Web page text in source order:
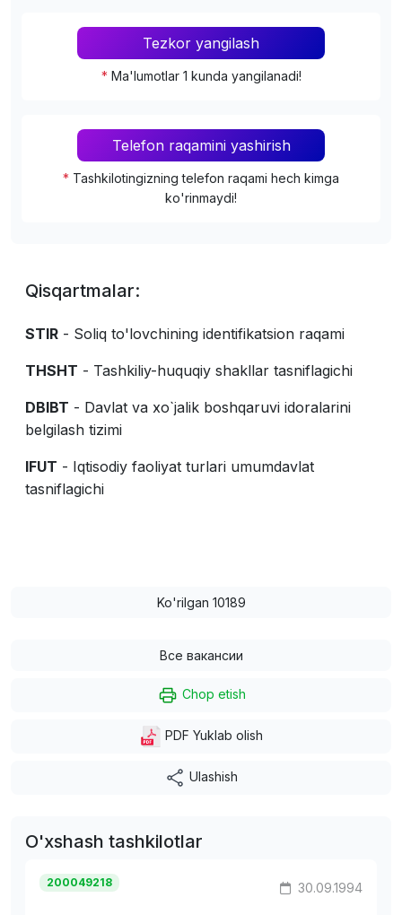
Tezkor yangilash
* Ma'lumotlar 1 kunda yangilanadi!
Telefon raqamini yashirish
* Tashkilotingizning telefon raqami hech kimga
ko'rinmaydi!
Qisqartmalar:
STIR - Soliq to'lovchining identifikatsion raqami
THSHT - Tashkiliy-huquqiy shakllar tasniflagichi
DBIBT - Davlat va xo`jalik boshqaruvi idoralarini
belgilash tizimi
IFUT - Iqtisodiy faoliyat turlari umumdavlat
tasniflagichi
Ko'rilgan 10189
Все вакансии
Chop etish
PDF Yuklab olish
Ulashish
O'xshash tashkilotlar
200049218 30.09.1994